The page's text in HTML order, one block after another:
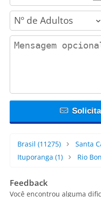
adults
contact_message
Brasil (11275) Santa
Ituporanga (1) Rio
Feedback
Você encontrou alguma